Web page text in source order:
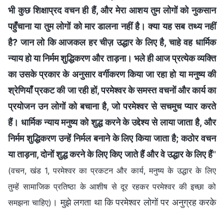
भी कुछ शिक्षाप्रद वचन ही हैं, और मेरा आशय तुम लोगों को नुकसान
पहुँचाना या तुम लोगों को मार डालना नहीं है। क्या यह सब तथ्य नहीं
है? जान लो कि आजकल हर चीज़ उद्धार के लिए है, चाहे वह धार्मिक
न्याय हो या निर्मम शुद्धिकरण और ताड़ना। भले ही आज प्रत्येक व्यक्ति
का उसके प्रकार के अनुसार वर्गीकरण किया जा रहा हो या मनुष्य की
श्रेणियाँ प्रकट की जा रही हों, परमेश्वर के समस्त वचनों और कार्य का
प्रयोजन उन लोगों को बचाना है, जो परमेश्वर से सचमुच प्यार करते
हैं। धार्मिक न्याय मनुष्य को शुद्ध करने के उद्देश्य से लाया जाता है, और
निर्मम शुद्धिकरण उन्हें निर्मल बनाने के लिए किया जाता है; कठोर वचन
या ताड़ना, दोनों शुद्ध करने के लिए किए जाते हैं और वे उद्धार के लिए हैं"
(वचन, खंड 1, परमेश्वर का प्रकटन और कार्य, मनुष्य के उद्धार के लिए
तुम्हें सामाजिक प्रतिष्ठा के आशीष से दूर रहकर परमेश्वर की इच्छा को
समझना चाहिए) । मुझे लगता था कि परमेश्वर लोगों पर अनुग्रह करके